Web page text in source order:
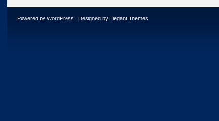
Powered by WordPress | Designed by Elegant Themes